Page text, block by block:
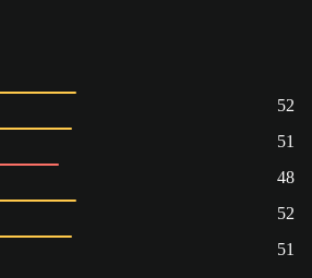
52
51
48
52
51